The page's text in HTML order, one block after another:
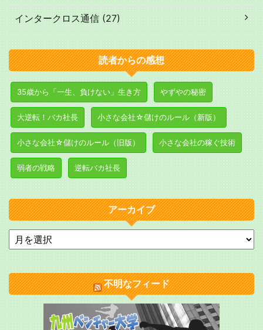
インタークロス通信 (27)
読者からの感想
35歳から「一生、負けない」生き方 やずやの秘密
大逆転！バカ社長 小さな会社☆儲けのルール（新版）
小さな会社☆儲けのルール（旧版） 小さな会社の稼ぐ技術
弱者の戦略 逆転バカ社長
アーカイブ
不明なフィード